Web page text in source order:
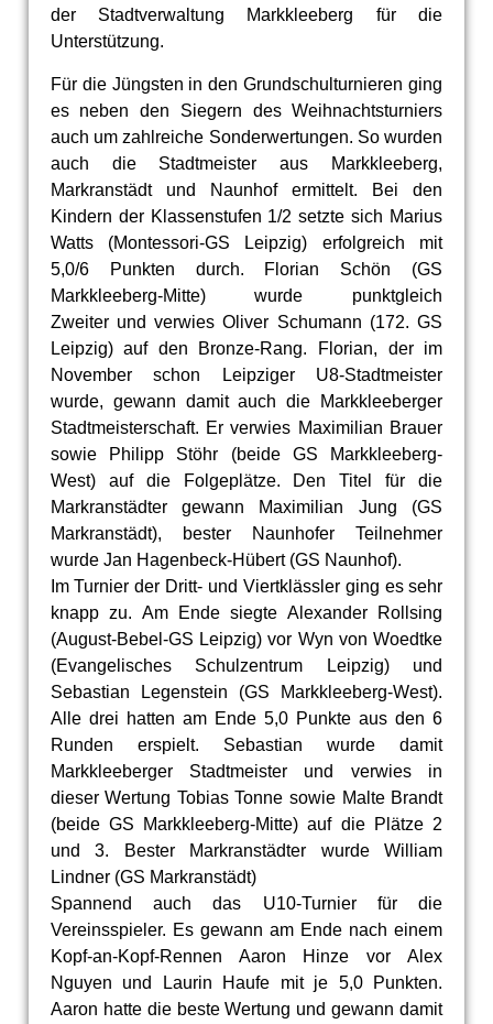
der Stadtverwaltung Markkleeberg für die
Unterstützung.
Für die Jüngsten in den Grundschulturnieren ging
es neben den Siegern des Weihnachtsturniers
auch um zahlreiche Sonderwertungen. So wurden
auch die Stadtmeister aus Markkleeberg,
Markranstädt und Naunhof ermittelt. Bei den
Kindern der Klassenstufen 1/2 setzte sich Marius
Watts (Montessori-GS Leipzig) erfolgreich mit
5,0/6 Punkten durch. Florian Schön (GS
Markkleeberg-Mitte) wurde punktgleich
Zweiter und verwies Oliver Schumann (172. GS
Leipzig) auf den Bronze-Rang. Florian, der im
November schon Leipziger U8-Stadtmeister
wurde, gewann damit auch die Markkleeberger
Stadtmeisterschaft. Er verwies Maximilian Brauer
sowie Philipp Stöhr (beide GS Markkleeberg-
West) auf die Folgeplätze. Den Titel für die
Markranstädter gewann Maximilian Jung (GS
Markranstädt), bester Naunhofer Teilnehmer
wurde Jan Hagenbeck-Hübert (GS Naunhof).
Im Turnier der Dritt- und Viertklässler ging es sehr
knapp zu. Am Ende siegte Alexander Rollsing
(August-Bebel-GS Leipzig) vor Wyn von Woedtke
(Evangelisches Schulzentrum Leipzig) und
Sebastian Legenstein (GS Markkleeberg-West).
Alle drei hatten am Ende 5,0 Punkte aus den 6
Runden erspielt. Sebastian wurde damit
Markkleeberger Stadtmeister und verwies in
dieser Wertung Tobias Tonne sowie Malte Brandt
(beide GS Markkleeberg-Mitte) auf die Plätze 2
und 3. Bester Markranstädter wurde William
Lindner (GS Markranstädt)
Spannend auch das U10-Turnier für die
Vereinsspieler. Es gewann am Ende nach einem
Kopf-an-Kopf-Rennen Aaron Hinze vor Alex
Nguyen und Laurin Haufe mit je 5,0 Punkten.
Aaron hatte die beste Wertung und gewann damit